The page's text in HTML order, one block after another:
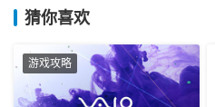
猜你喜欢
游戏攻略